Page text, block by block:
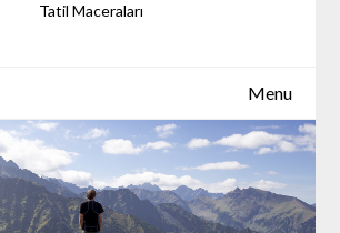
Tatil Maceraları
Menu